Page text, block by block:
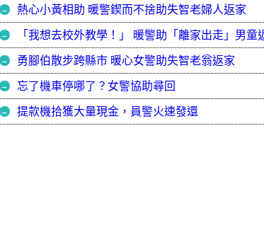
熱心小黃相助 暖警鍥而不捨助失智老婦人返家
「我想去校外教學！」 暖警助「離家出走」男童
勇腳伯散步跨縣市 暖心女警助失智老翁返家
忘了機車停哪了？女警協助尋回
提款機拾獲大量現金，員警火速發還